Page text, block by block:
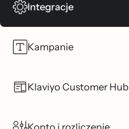
Integracje
Kampanie
Klaviyo Customer Hub